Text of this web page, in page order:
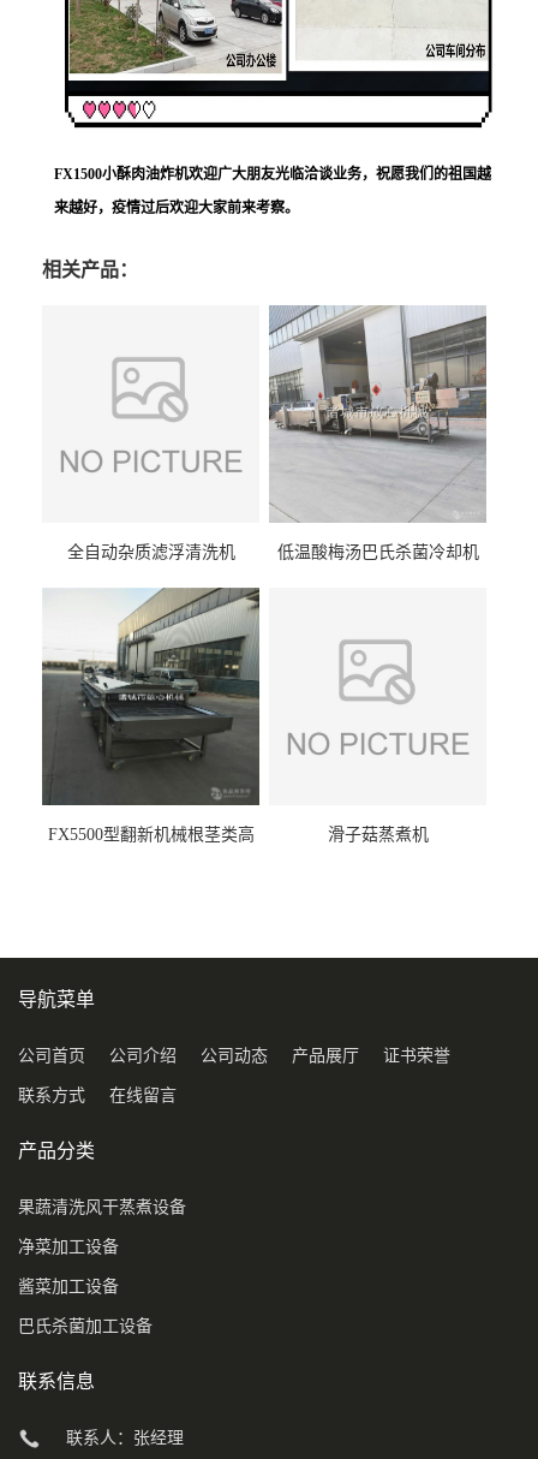
FX1500小酥肉油炸机欢迎广大朋友光临洽谈业务，祝愿我们的祖国越
来越好，疫情过后欢迎大家前来考察。
相关产品：
全自动杂质滤浮清洗机 低温酸梅汤巴氏杀菌冷却机
FX5500型翻新机械根茎类高
滑子菇蒸煮机
导航菜单
公司首页 公司介绍 公司动态 产品展厅 证书荣誉
联系方式 在线留言
产品分类
果蔬清洗风干蒸煮设备
净菜加工设备
酱菜加工设备
巴氏杀菌加工设备
联系信息
联系人：张经理